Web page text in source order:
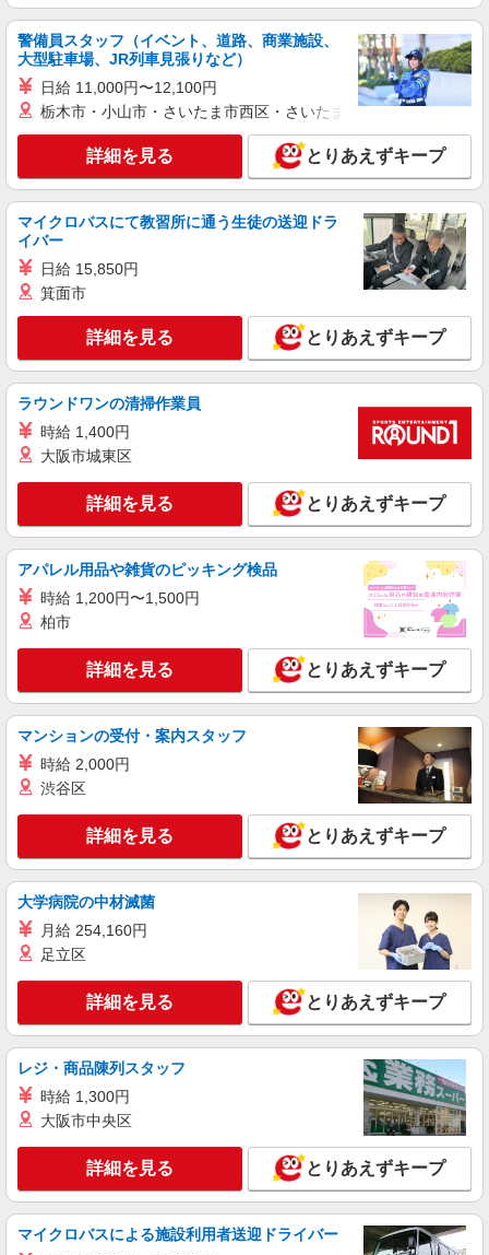
警備員スタッフ（イベント、道路、商業施設、
大型駐車場、JR列車見張りなど）
日給 11,000円〜12,100円
栃木市・小山市・さいたま市西区・さいたま市岩槻区・久喜市・
詳細を見る とりあえずキープ
マイクロバスにて教習所に通う生徒の送迎ドラ
イバー
日給 15,850円
箕面市
詳細を見る とりあえずキープ
ラウンドワンの清掃作業員
時給 1,400円
大阪市城東区
詳細を見る とりあえずキープ
アパレル用品や雑貨のピッキング検品
時給 1,200円〜1,500円
柏市
詳細を見る とりあえずキープ
マンションの受付・案内スタッフ
時給 2,000円
渋谷区
詳細を見る とりあえずキープ
大学病院の中材滅菌
月給 254,160円
足立区
詳細を見る とりあえずキープ
レジ・商品陳列スタッフ
時給 1,300円
大阪市中央区
詳細を見る とりあえずキープ
マイクロバスによる施設利用者送迎ドライバー